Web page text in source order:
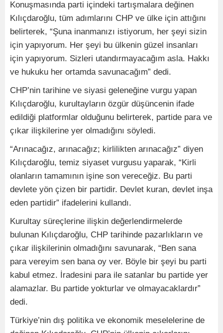
Konuşmasında parti içindeki tartışmalara değinen
Kılıçdaroğlu, tüm adımlarını CHP ve ülke için attığını
belirterek, “Şuna inanmanızı istiyorum, her şeyi sizin
için yapıyorum. Her şeyi bu ülkenin güzel insanları
için yapıyorum. Sizleri utandırmayacağım asla. Hakkı
ve hukuku her ortamda savunacağım” dedi.
CHP’nin tarihine ve siyasi geleneğine vurgu yapan
Kılıçdaroğlu, kurultayların özgür düşüncenin ifade
edildiği platformlar olduğunu belirterek, partide para ve
çıkar ilişkilerine yer olmadığını söyledi.
“Arınacağız, arınacağız; kirlilikten arınacağız” diyen
Kılıçdaroğlu, temiz siyaset vurgusu yaparak, “Kirli
olanların tamamının işine son vereceğiz. Bu parti
devlete yön çizen bir partidir. Devlet kuran, devlet inşa
eden partidir” ifadelerini kullandı.
Kurultay süreçlerine ilişkin değerlendirmelerde
bulunan Kılıçdaroğlu, CHP tarihinde pazarlıkların ve
çıkar ilişkilerinin olmadığını savunarak, “Ben sana
para vereyim sen bana oy ver. Böyle bir şeyi bu parti
kabul etmez. İradesini para ile satanlar bu partide yer
alamazlar. Bu partide yokturlar ve olmayacaklardır”
dedi.
Türkiye’nin dış politika ve ekonomik meselelerine de